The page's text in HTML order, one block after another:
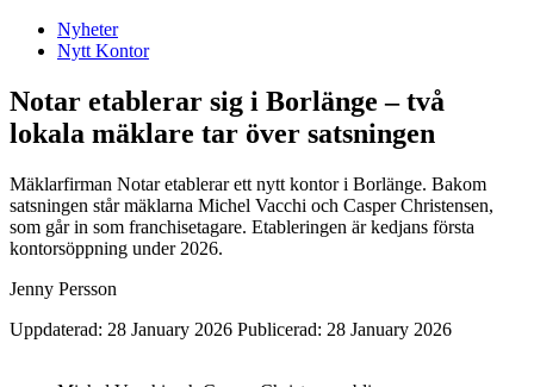
Nyheter
Nytt Kontor
Notar etablerar sig i Borlänge – två
lokala mäklare tar över satsningen
Mäklarfirman Notar etablerar ett nytt kontor i Borlänge. Bakom
satsningen står mäklarna Michel Vacchi och Casper Christensen,
som går in som franchisetagare. Etableringen är kedjans första
kontorsöppning under 2026.
Jenny Persson
Uppdaterad: 28 January 2026 Publicerad: 28 January 2026